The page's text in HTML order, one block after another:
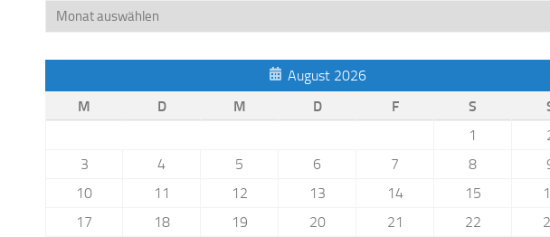
Archiv
August 2026
M
D M D F S
1
3
4 5 6 7 8
10
11 12 13 14 15
17
18 19 20 21 22